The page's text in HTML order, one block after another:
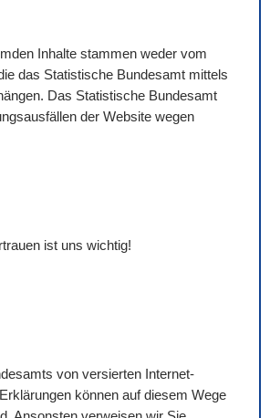
Inhalte stammen weder vom
das Statistische Bundesamt mittels
Das Statistische Bundesamt
der Website wegen
ist uns wichtig!
von versierten Internet-
können auf diesem Wege